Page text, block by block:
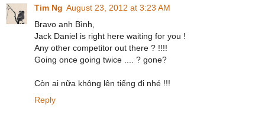
Tim Ng August 23, 2012 at 3:23 AM
Bravo anh Bình,
Jack Daniel is right here waiting for you !
Any other competitor out there ? !!!!
Going once going twice .... ? gone?
Còn ai nữa không lên tiếng đi nhé !!!
Reply